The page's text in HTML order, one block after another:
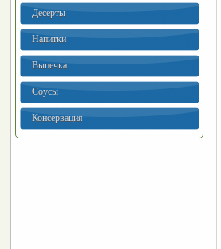
Десерты
Напитки
Выпечка
Соусы
Консервация